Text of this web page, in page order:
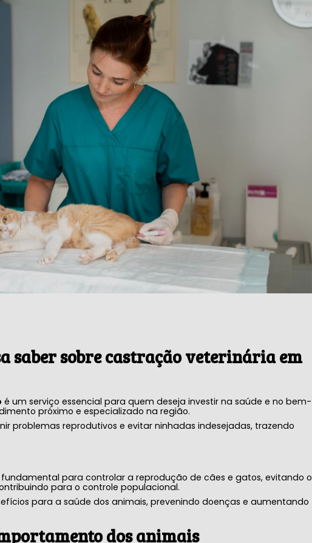
saber sobrecastração veterinária em
é um serviço essencial para quem deseja investir na saúde e no bem-
próximo e especializado na região.
problemas reprodutivos e evitar ninhadas indesejadas, trazendo
fundamental para controlar a reprodução de cães e gatos, evitando o
para o controle populacional.
para a saúde dos animais, prevenindo doenças e aumentando
dos animais